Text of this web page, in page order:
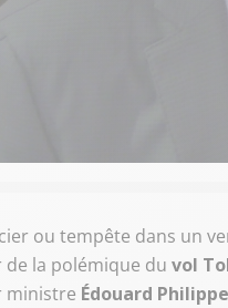
ou tempête dans un
de la polémique du vol
ministre Édouard Philippe